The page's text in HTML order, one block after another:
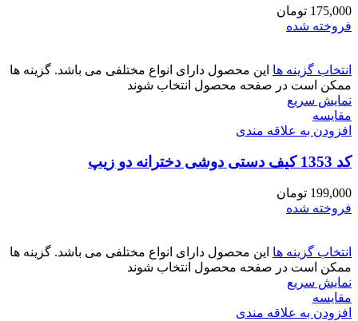
175,000 تومان
فروخته شده
انتخاب گزینه ها این محصول دارای انواع مختلفی می باشد. گزینه ها
ممکن است در صفحه محصول انتخاب شوند
نمایش سریع
مقايسه
افزودن به علاقه مندی
کد 1353 کیف دستی دوشی دخترانه دو زیپ
199,000 تومان
فروخته شده
انتخاب گزینه ها این محصول دارای انواع مختلفی می باشد. گزینه ها
ممکن است در صفحه محصول انتخاب شوند
نمایش سریع
مقايسه
افزودن به علاقه مندی